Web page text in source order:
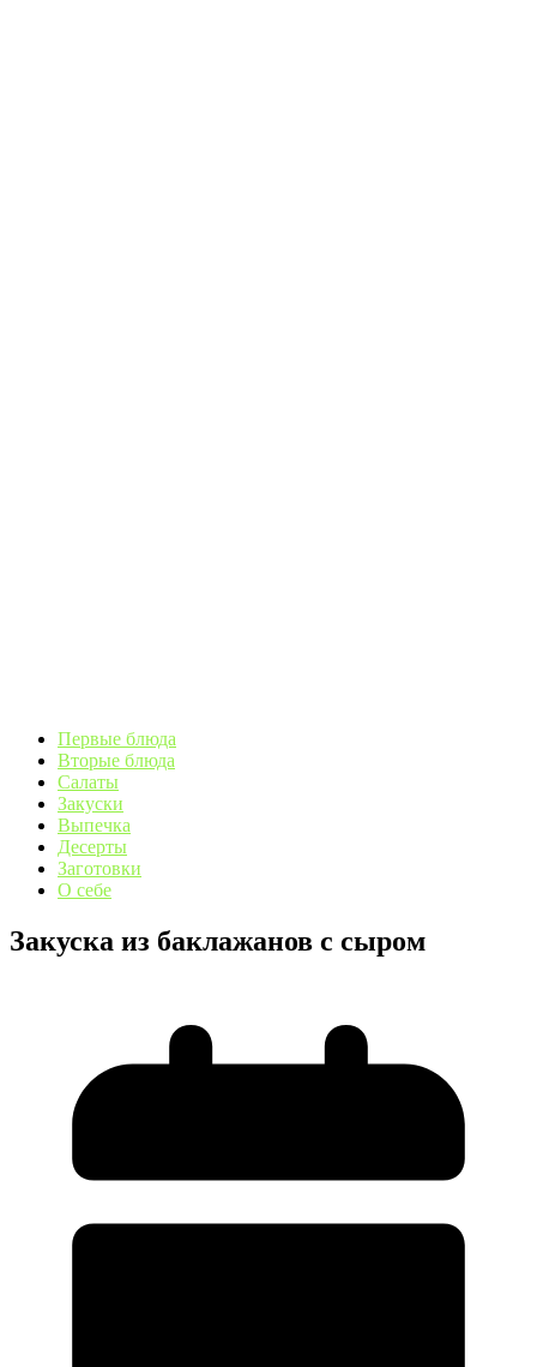
Первые блюда
Вторые блюда
Салаты
Закуски
Выпечка
Десерты
Заготовки
О себе
Закуска из баклажанов с сыром